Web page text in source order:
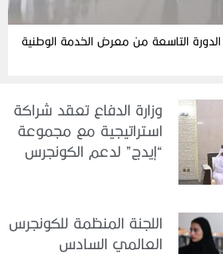
الدورة التاسعة من معرض الخدمة الوطنية
وزارة الدفاع تعقد شراكة
استراتيجية مع مجموعة
“إيدج” لدعم الكونجرس
اللجنة المنظمة للكونجرس
العالمي السادس